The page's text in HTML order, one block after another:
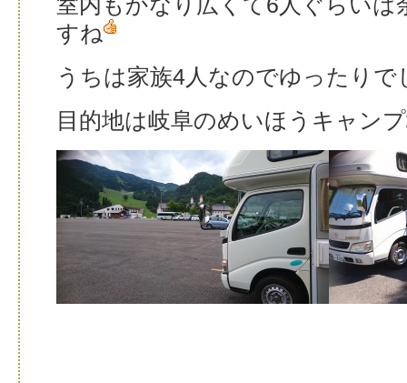
すね
うちは家族4人なのでゆったりで
目的地は岐阜のめいほうキャン